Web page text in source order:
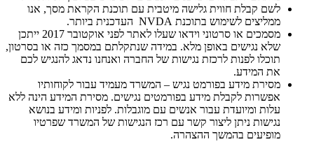
לשם קבלת חווית גלישה מיטבית עם תוכנת הקראת מסך, אנו
ממליצים לשימוש בתוכנת NVDA העדכנית ביותר.
מסמכים או סרטוני וידאו שעלו לאתר לפני אוקטובר 2017 ייתכן
שלא נגישים באופן מלא. במידה שנתקלתם במסמך כזה או בסרטון,
תוכלו לפנות לרכזת נגישות של החברה ואנחנו נדאג להנגיש לכם
את המידע.
מסירת מידע בפורמט נגיש – המשרד מעמיד עבור לקוחותיו
אפשרות לקבלת מידע בפורמטים נגישים. מסירת המידע הינה ללא
עלות ומיועדת עבור אנשים עם מוגבלות. לפניות ומידע בנושא
נגישות ניתן ליצור קשר עם רכז הנגישות של המשרד שפרטיו
מופיעים בהמשך ההצהרה.